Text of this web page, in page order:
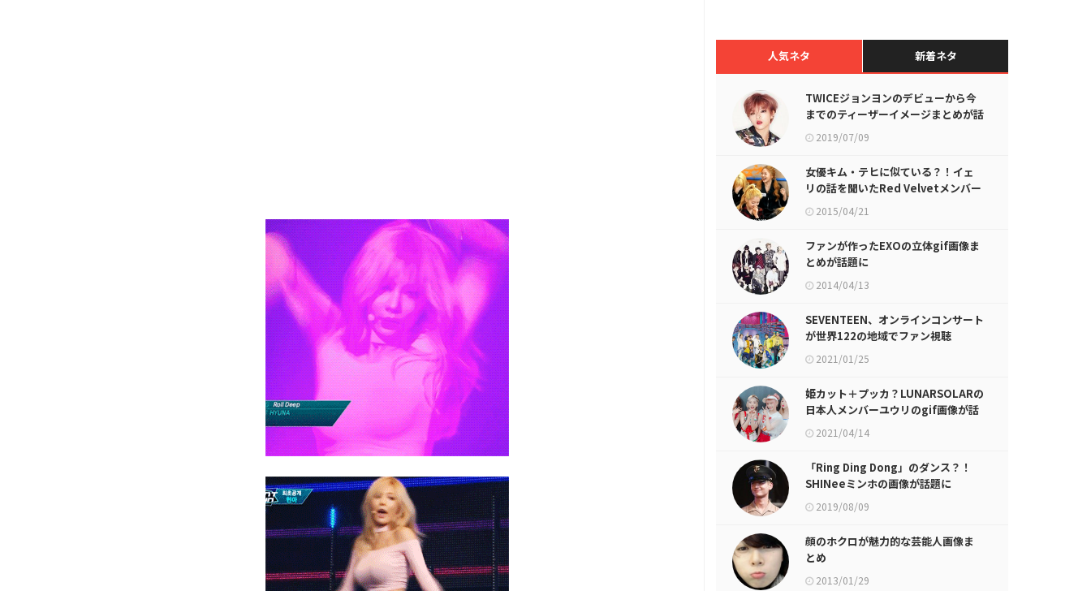
人気ネタ 新着ネタ
TWICEジョンヨンのデビューから今
までのティーザーイメージまとめが話
題に2019/07/09
女優キム・テヒに似ている？！イェ
リの話を聞いたRed Velvetメンバー
の反応がヤバイ件w
2015/04/21
ファンが作ったEXOの立体gif画像ま
とめが話題に
2014/04/13
SEVENTEEN、オンラインコンサート
が世界122の地域でファン視聴
2021/01/25
姫カット＋プッカ？LUNARSOLARの
日本人メンバーユウリのgif画像が話
題に2021/04/14
「Ring Ding Dong」のダンス？！
SHINeeミンホの画像が話題に
2019/08/09
顔のホクロが魅力的な芸能人画像ま
とめ
2013/01/29